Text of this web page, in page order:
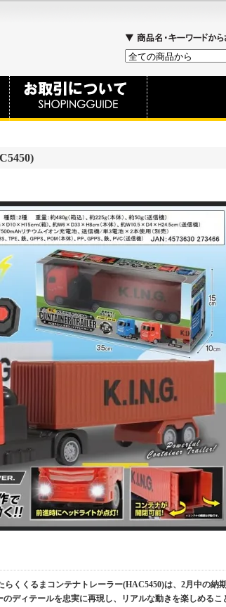
くくるまコンテナトレーラー(HAC5450)は、2月中の納
ディテールを忠実に再現し、リアルな動きを楽しめるこ